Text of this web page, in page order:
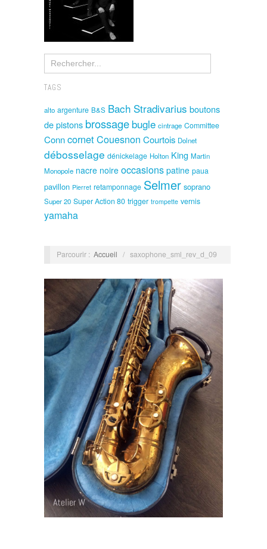
TAGS
alto argenture B&S Bach Stradivarius boutons
de pistons brossage bugle cintrage Committee
ConncornetCouesnon Courtois Dolnet
débosselage dénickelage Holton King Martin
Monopole nacre noire occasions patine paua
pavillon Pierret retamponnage Selmer soprano
Super 20 Super Action 80 trigger trompette vernis
yamaha
Parcourir : Accueil / saxophone_sml_rev_d_09